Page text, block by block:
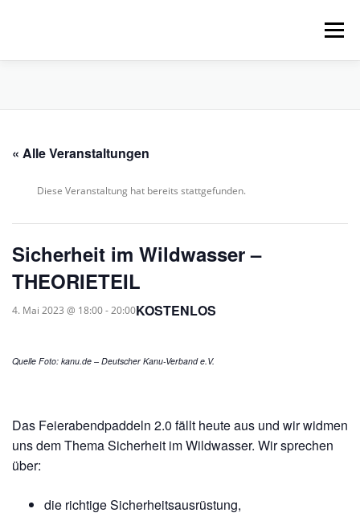
Menü
VERLEIH, TOUREN UND SUP
« Alle Veranstaltungen
Diese Veranstaltung hat bereits stattgefunden.
Sicherheit im Wildwasser –
THEORIETEIL
4. Mai 2023 @ 18:00-20:00KOSTENLOS
Quelle Foto: kanu.de – Deutscher Kanu-Verband e.V.
Das Feierabendpaddeln 2.0 fällt heute aus und wir widmen
uns dem Thema Sicherheit im Wildwasser. Wir sprechen
über:
die richtige Sicherheitsausrüstung,